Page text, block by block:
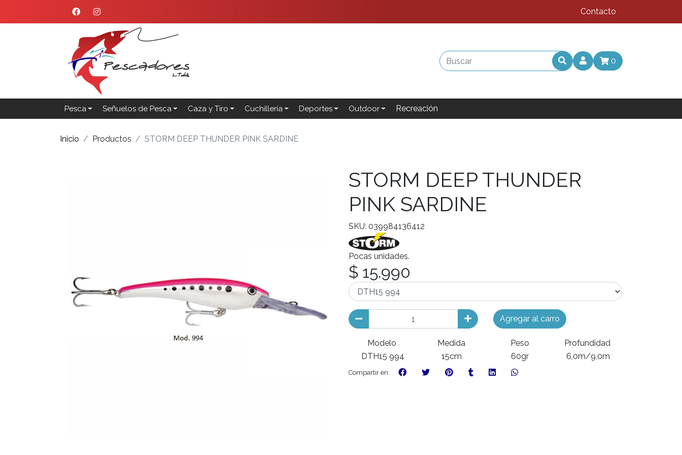
Contacto
0
Pesca Señuelos de Pesca Caza y Tiro Cuchillería Deportes Outdoor Recreación
Inicio Productos STORM DEEP THUNDER PINK SARDINE
STORM DEEP THUNDER
PINK SARDINE
SKU: 039984136412
Pocas unidades.
$ 15.990
Agregar al carro
Modelo Medida Peso
Profundidad
DTH15 994
15cm 60gr 6,0m/9,0m
Compartir en: